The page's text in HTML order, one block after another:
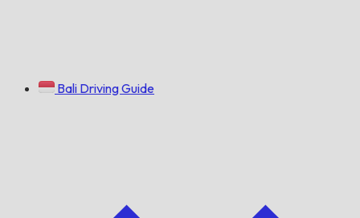
Bali Driving Guide